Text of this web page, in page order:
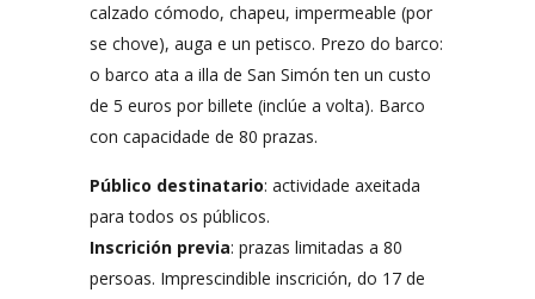
calzado cómodo, chapeu, impermeable (por
se chove), auga e un petisco. Prezo do barco:
o barco ata a illa de San Simón ten un custo
de 5 euros por billete (inclúe a volta). Barco
con capacidade de 80 prazas.
Público destinatario: actividade axeitada
para todos os públicos.
Inscrición previa: prazas limitadas a 80
persoas. Imprescindible inscrición, do 17 de